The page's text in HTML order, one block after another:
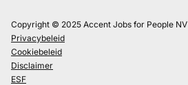
Copyright © 2025 Accent Jobs for People NV
Privacybeleid
Cookiebeleid
Disclaimer
ESF